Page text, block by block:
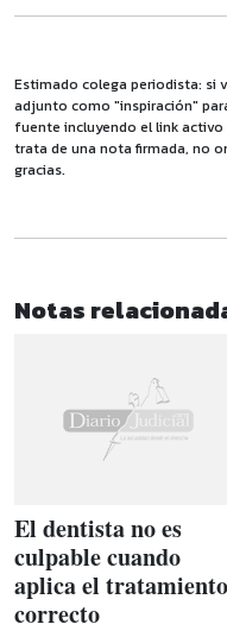
Estimado colega periodista: si
adjunto como "inspiración"
fuente incluyendo el link
trata de una nota firmada, no
gracias.
Notas
El dentista no es
culpable cuando
aplica el tratamiento
correcto